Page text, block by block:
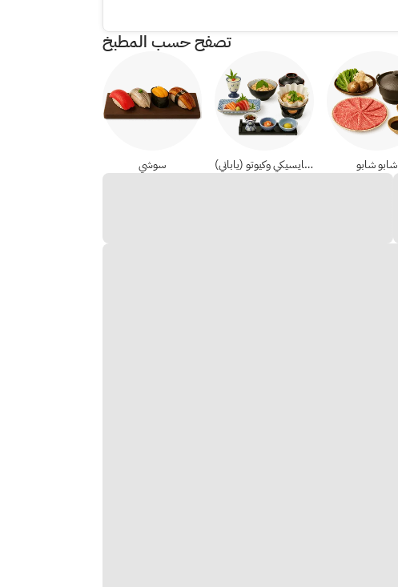
ンクとたこ焼きのマリアージュをお楽しみください。
تصفح حسب المطبخ
سوشي أطباق كايسيكي وكيوتو (ياباني) شابو شابو